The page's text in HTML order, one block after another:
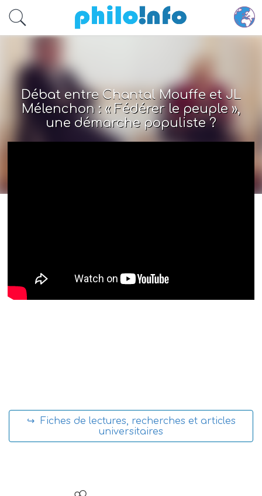
Accéder au contenu principal
Débat entre Chantal Mouffe et JL
Mélenchon : « Fédérer le peuple »,
une démarche populiste ?
↪ Fiches de lectures, recherches et articles
universitaires